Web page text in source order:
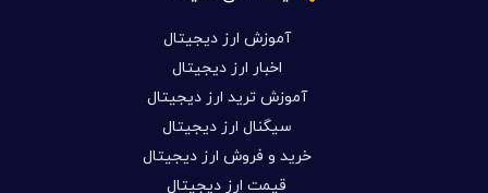
آموزش ارز دیجیتال
اخبار ارز دیجیتال
آموزش ترید ارز دیجیتال
سیگنال ارز دیجیتال
خرید و فروش ارز دیجیتال
قیمت ارز دیجیتال